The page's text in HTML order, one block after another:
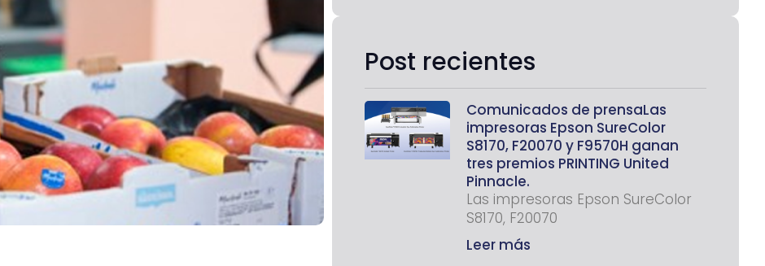
Post recientes
Comunicados de prensaLas
impresoras Epson SureColor
S8170, F20070 y F9570H ganan
tres premios PRINTING United
Pinnacle.
Las impresoras Epson SureColor
S8170, F20070
Leer más